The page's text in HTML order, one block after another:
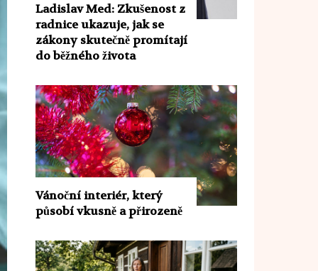
Ladislav Med: Zkušenost z
radnice ukazuje, jak se
zákony skutečně promítají
do běžného života
Vánoční interiér, který
působí vkusně a přirozeně